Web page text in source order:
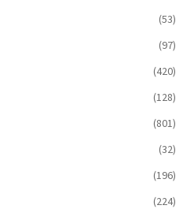
(53)
(97)
(420)
(128)
(801)
(32)
(196)
(224)